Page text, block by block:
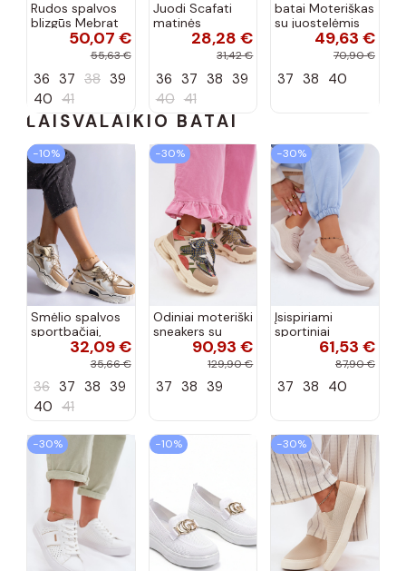
Rudos spalvos
blizgūs Mebrat
bateliai50,07 €
55,63 €
36 37 38 39
40 41
Juodi Scafati
matinės
apdailos bateliai
28,28 €
31,42 €
36 37 38 39
40 41
batai Moteriškas
su juostelėmis
su lako efektu
bordo spalvos
49,63 €
70,90 €
37 38 40
LAISVALAIKIO BATAI
−10%
Smėlio spalvos
sportbačiai,
dekoruoti Valdez
cirkonio virvele
32,09 €
35,66 €
36 37 38 39
40 41
−30%
Odiniai moteriški
sneakers su
platforma D&A
CR61-3133
90,93 €
129,90 €
37 38 39
−30%
Įsispiriami
sportiniai
bateliai Kobbo
102425 smėlio
61,53 €
87,90 €
37 38 40
−30% −10% −30%